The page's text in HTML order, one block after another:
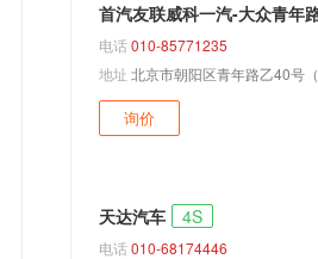
首汽友联威科一汽-大众青年
电话010-85771235
地址 北京市朝阳区青年路乙40号
询价
天达汽车 4S
电话010-68174446